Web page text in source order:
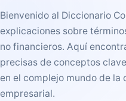
Bienvenido al Diccionario
explicaciones sobre
no financieros. Aquí
precisas de conceptos
en el complejo mundo de
empresarial.